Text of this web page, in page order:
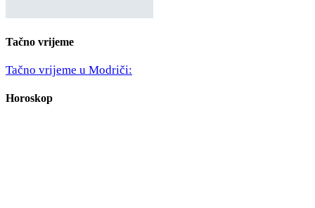
Tačno vrijeme
Tačno vrijeme u Modriči:
Horoskop